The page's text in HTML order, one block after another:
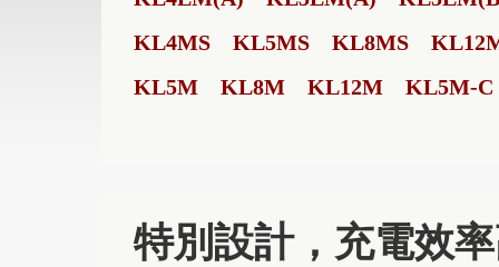
KL4MS
KL5MS KL8MS
KL5M
KL8M KL12M KL5M-C
特別設計，充電效